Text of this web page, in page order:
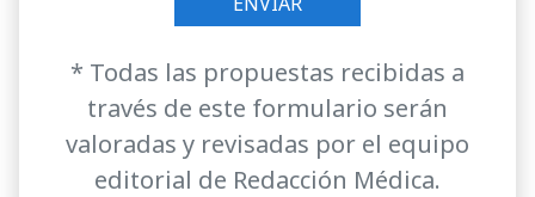
* Todas las propuestas recibidas a
través de este formulario serán
valoradas y revisadas por el equipo
editorial de Redacción Médica.